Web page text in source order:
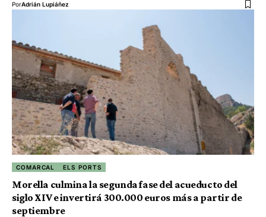
PorAdrián Lupiáñez
COMARCAL ELS PORTS
Morella culmina la segunda fase del acueducto del
siglo XIV e invertirá 300.000 euros más a partir de
septiembre